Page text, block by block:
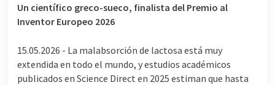
Un científico greco-sueco, finalista del Premio al
Inventor Europeo 2026
15.05.2026 - La malabsorción de lactosa está muy
extendida en todo el mundo, y estudios académicos
publicados en Science Direct en 2025 estiman que hasta